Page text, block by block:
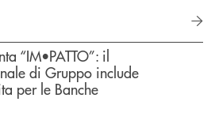
“IM•PATTO”: il
di Gruppo include
per le Banche